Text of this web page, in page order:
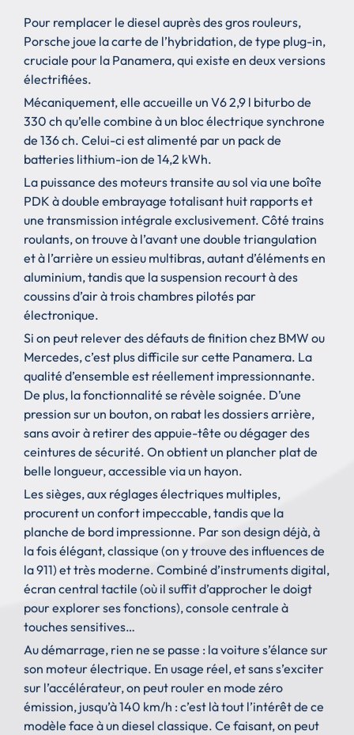
Pour remplacer le diesel auprès des gros rouleurs,
Porsche joue la carte de l’hybridation, de type plug-in,
cruciale pour la Panamera, qui existe en deux versions
électrifiées.
Mécaniquement, elle accueille un V6 2,9 l biturbo de
330 ch qu’elle combine à un bloc électrique synchrone
de 136 ch. Celui-ci est alimenté par un pack de
batteries lithium-ion de 14,2 kWh.
La puissance des moteurs transite au sol via une boîte
PDK à double embrayage totalisant huit rapports et
une transmission intégrale exclusivement. Côté trains
roulants, on trouve à l’avant une double triangulation
et à l’arrière un essieu multibras, autant d’éléments en
aluminium, tandis que la suspension recourt à des
coussins d’air à trois chambres pilotés par
électronique.
Si on peut relever des défauts de finition chez BMW ou
Mercedes, c’est plus difficile sur cette Panamera. La
qualité d’ensemble est réellement impressionnante.
De plus, la fonctionnalité se révèle soignée. D’une
pression sur un bouton, on rabat les dossiers arrière,
sans avoir à retirer des appuie-tête ou dégager des
ceintures de sécurité. On obtient un plancher plat de
belle longueur, accessible via un hayon.
Les sièges, aux réglages électriques multiples,
procurent un confort impeccable, tandis que la
planche de bord impressionne. Par son design déjà, à
la fois élégant, classique (on y trouve des influences de
la 911) et très moderne. Combiné d’instruments digital,
écran central tactile (où il suffit d’approcher le doigt
pour explorer ses fonctions), console centrale à
touches sensitives…
Au démarrage, rien ne se passe : la voiture s’élance sur
son moteur électrique. En usage réel, et sans s’exciter
sur l’accélérateur, on peut rouler en mode zéro
émission, jusqu’à 140 km/h : c’est là tout l’intérêt de ce
modèle face à un diesel classique. Ce faisant, on peut